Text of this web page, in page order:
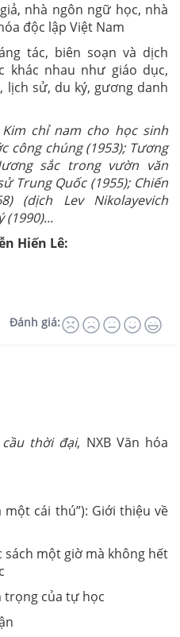
nhà ngôn ngữ học, nhà
độc lập Việt Nam
tác, biên soạn và dịch
khác nhau như giáo dục,
sử, du ký, gương danh
Kim chỉ nam cho học sinh
công chúng (1953); Tương
sắc trong vườn văn
Trung Quốc (1955); Chiến
(dịch Lev Nikolayevich
(1990)...
Hiến Lê:
Đánh giá:
thời đại, NXB Văn hóa
cái thú”): Giới thiệu về
sách một giờ mà không hết
trọng của tự học